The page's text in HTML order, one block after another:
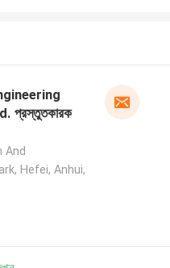
প্রস্তুতকারক
And
Hefei, Anhui,